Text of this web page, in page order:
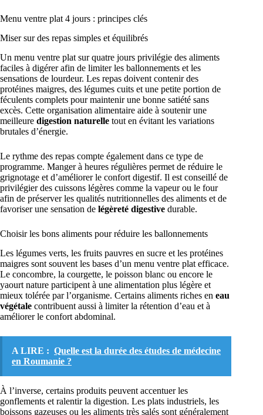
Menu ventre plat 4 jours : principes clés
Miser sur des repas simples et équilibrés
Un menu ventre plat sur quatre jours privilégie des aliments
faciles à digérer afin de limiter les ballonnements et les
sensations de lourdeur. Les repas doivent contenir des
protéines maigres, des légumes cuits et une petite portion de
féculents complets pour maintenir une bonne satiété sans
excès. Cette organisation alimentaire aide à soutenir une
meilleure digestion naturelle tout en évitant les variations
brutales d’énergie.
Le rythme des repas compte également dans ce type de
programme. Manger à heures régulières permet de réduire le
grignotage et d’améliorer le confort digestif. Il est conseillé de
privilégier des cuissons légères comme la vapeur ou le four
afin de préserver les qualités nutritionnelles des aliments et de
favoriser une sensation de légèreté digestive durable.
Choisir les bons aliments pour réduire les ballonnements
Les légumes verts, les fruits pauvres en sucre et les protéines
maigres sont souvent les bases d’un menu ventre plat efficace.
Le concombre, la courgette, le poisson blanc ou encore le
yaourt nature participent à une alimentation plus légère et
mieux tolérée par l’organisme. Certains aliments riches en eau
végétale contribuent aussi à limiter la rétention d’eau et à
améliorer le confort abdominal.
A LIRE : Quelle est la durée des études de médecine
en Roumanie ?
À l’inverse, certains produits peuvent accentuer les
gonflements et ralentir la digestion. Les plats industriels, les
boissons gazeuses ou les aliments très salés sont généralement